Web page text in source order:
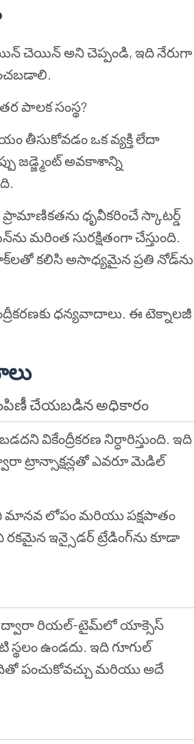
చెయిన్ అని చెప్పండి, ఇది నేరుగా
పాలక సంస్థ?
తీసుకోవడం ఒక వ్యక్తి లేదా
జడ్జ్మెంట్ అవకాశాన్ని
ధృవీకరించే స్కాటర్డ్
మరింత సురక్షితంగా చేస్తుంది.
కలిసి అసాధ్యమైన ప్రతి నోడ్‌ను
ధన్యవాదాలు. ఈ టెక్నాలజీ
చేయబడిన అధికారం
వికేంద్రీకరణ నిర్ధారిస్తుంది. ఇది
ట్రాన్సాక్షన్లతో ఎవరూ మెడిల్
మానవ లోపం మరియు పక్షపాతం
ఇన్సైడర్ ట్రేడింగ్‌ను కూడా
ద్వారా రియల్-టైమ్‌లో యాక్సెస్
ఉండదు. ఇది గూగుల్
పంచుకోవచ్చు మరియు అదే